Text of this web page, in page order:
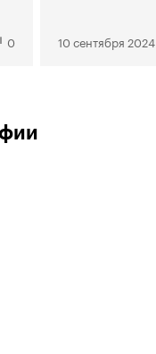
0 10 сентября 2024